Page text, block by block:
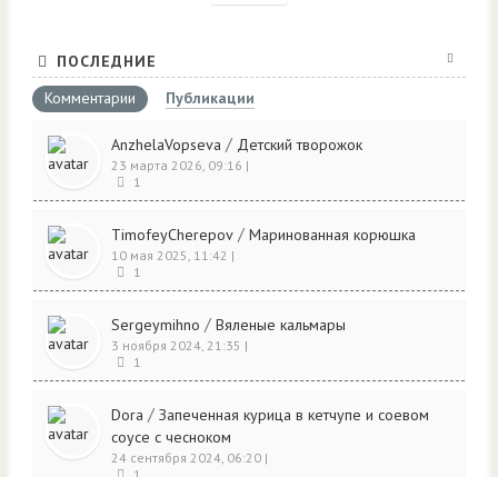
ПОСЛЕДНИЕ
Комментарии
Публикации
AnzhelaVopseva / Детский творожок
23 марта 2026, 09:16 |
1
TimofeyCherepov / Маринованная корюшка
10 мая 2025, 11:42 |
1
Sergeymihno / Вяленые кальмары
3 ноября 2024, 21:35 |
1
Dora / Запеченная курица в кетчупе и соевом
соусе с чесноком
24 сентября 2024, 06:20 |